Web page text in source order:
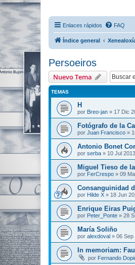
Enlaces rápidos FAQ
Índice general
Persoeiros
Nuevo Tema
TEMAS
H
por Breo-jan » 17 Dic
Fotógrafo de la
por Juan Francisco »
Antonio Bonet
por serba » 10 Jul
Miguel Tieso de
por FerCrespo » 09
Consanguinidad
por Hilde X » 18 Jun
Enrique Eiras
por Peter_Ponte » 28
María Soliño
por alexdoval » 06 Sep
In memoriam:
por Fernando